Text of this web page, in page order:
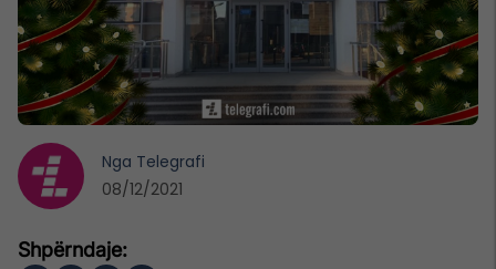
Nga Telegrafi
08/12/2021